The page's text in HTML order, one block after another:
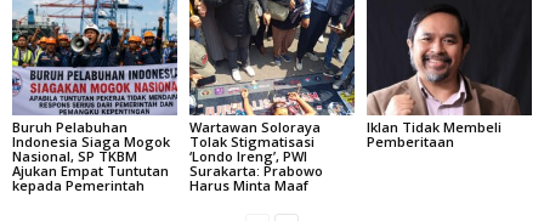
Buruh Pelabuhan
Indonesia Siaga Mogok
Nasional, SP TKBM
Ajukan Empat Tuntutan
kepada Pemerintah
Wartawan Soloraya
Tolak Stigmatisasi
‘Londo Ireng’, PWI
Surakarta: Prabowo
Harus Minta Maaf
Iklan Tidak Membeli
Pemberitaan